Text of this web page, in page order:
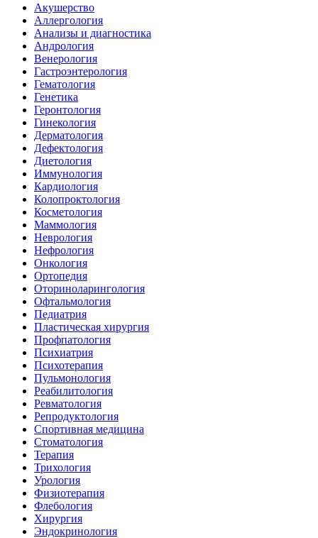
Акушерство
Аллергология
Анализы и диагностика
Андрология
Венерология
Гастроэнтерология
Гематология
Генетика
Геронтология
Гинекология
Дерматология
Дефектология
Диетология
Иммунология
Кардиология
Колопроктология
Косметология
Маммология
Неврология
Нефрология
Онкология
Ортопедия
Оториноларингология
Офтальмология
Педиатрия
Пластическая хирургия
Профпатология
Психиатрия
Психотерапия
Пульмонология
Реабилитология
Ревматология
Репродуктология
Спортивная медицина
Стоматология
Терапия
Трихология
Урология
Физиотерапия
Флебология
Хирургия
Эндокринология